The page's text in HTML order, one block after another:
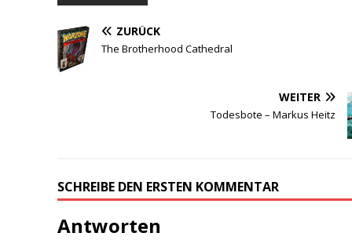
ZURÜCK
The Brotherhood Cathedral
WEITER
Todesbote – Markus Heitz
SCHREIBE DEN ERSTEN KOMMENTAR
Antworten